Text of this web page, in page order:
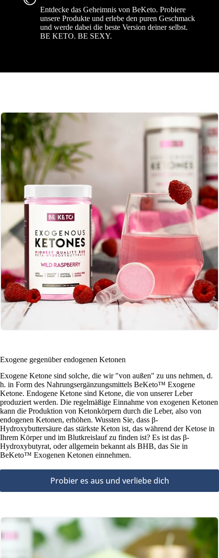
Entdecke das Geheimnis von BeKeto. Probiere
unsere Produkte und erlebe den puren Geschmack
und werde dabei die beste Version deiner selbst.
BE KETO. BE SEXY.
Exogene gegenüber endogenen Ketonen
Exogene Ketone sind solche, die wir "von außen" zu uns nehmen, d.
h. in Form des Nahrungsergänzungsmittels BeKeto™ Exogene
Ketone. Endogene Ketone sind Ketone, die von unserer Leber
produziert werden. Die regelmäßige Einnahme von exogenen Ketonen
kann die Produktion von Ketonkörpern durch die Leber, also von
endogenen Ketonen, erhöhen. Wussten Sie, dass β-
Hydroxybuttersäure das stärkste Keton ist, das während der Ketose in
Ihrem Körper und im Blutkreislauf zu finden ist? Es ist das β-
Hydroxybutyrat, oder allgemein bekannt als BHB, das Sie in
BeKeto™ Exogenen Ketonen einnehmen.
Probier es aus und verliebe dich